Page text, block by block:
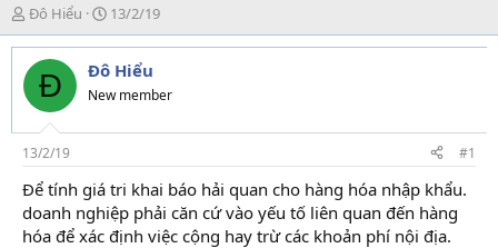
T
h
r
e
d
s
t
a
r
t
e
Đô Hiểu
N
g
à
y
g
i
13/2/19
Đ Đô Hiểu
New member
13/2/19 #1
Để tính giá tri khai báo hải quan cho hàng hóa nhập khẩu.
doanh nghiệp phải căn cứ vào yếu tố liên quan đến hàng
hóa để xác định việc cộng hay trừ các khoản phí nội địa.